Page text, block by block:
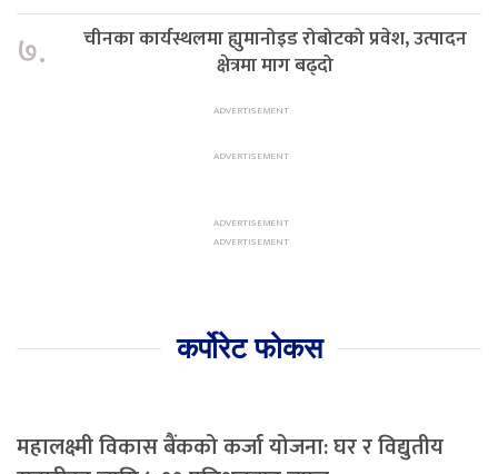
७.
चीनका कार्यस्थलमा ह्युमानोइड रोबोटको प्रवेश, उत्पादन
क्षेत्रमा माग बढ्दो
कर्पोरेट फोकस
महालक्ष्मी विकास बैंकको कर्जा योजना: घर र विद्युतीय